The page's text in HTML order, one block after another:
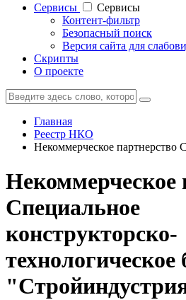
Cервисы
Cервисы
Контент-фильтр
Безопасный поиск
Версия сайта для
Скрипты
О проекте
Главная
Реестр НКО
Некоммерческое партнерство
Некоммерческое
Специальное
конструкторско-
технологическое